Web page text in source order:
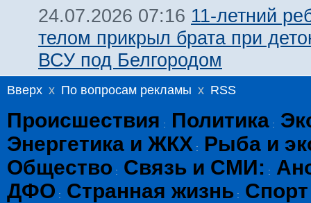
24.07.2026 07:16 11-летний
телом прикрыл брата при
ВСУ под Белгородом
Вверх x По вопросам рекламы x RSS
Происшествия : Политика :
Энергетика и ЖКХ :
Рыба и
Общество : Связь и СМИ: :
ДФО : Странная жизнь : Спорт